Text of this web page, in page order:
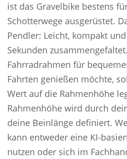
ist das Gravelbike bestens
Schotterwege ausgerüstet.
Pendler: Leicht, kompakt
Sekunden
Fahrradrahmen für
Fahrten genießen möchte,
Wert auf die Rahmenhöhe
Rahmenhöhe wird durch
deine Beinlänge definiert.
kann entweder eine KI-
nutzen oder sich im